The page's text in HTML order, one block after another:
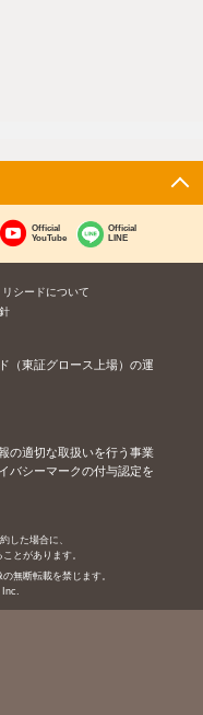
Official
YouTube
Official
LINE
リシードについて
（東証グロース上場）の運
の適切な取扱いを行う事業
バシーマークの付与認定を
した場合に、
とがあります。
無断転載を禁じます。